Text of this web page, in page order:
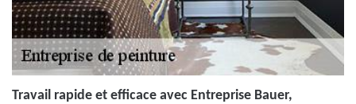
Travail rapide et efficace avec Entreprise Bauer,